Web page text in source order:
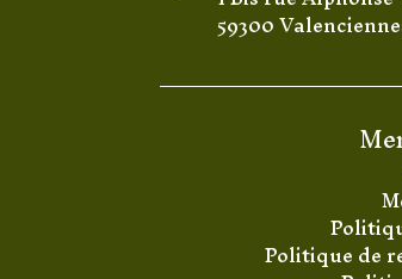
59300
Politique de